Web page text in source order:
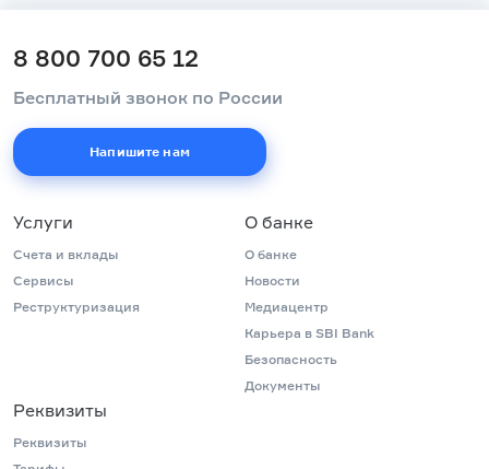
Услуги
Счета и вклады
Сервисы
Реструктуризация
О банке
О банке
Новости
Медиацентр
Карьера в SBI Bank
Безопасность
Документы
Реквизиты
Реквизиты
8 800 700 65 12
Бесплатный звонок по России
Напишите нам